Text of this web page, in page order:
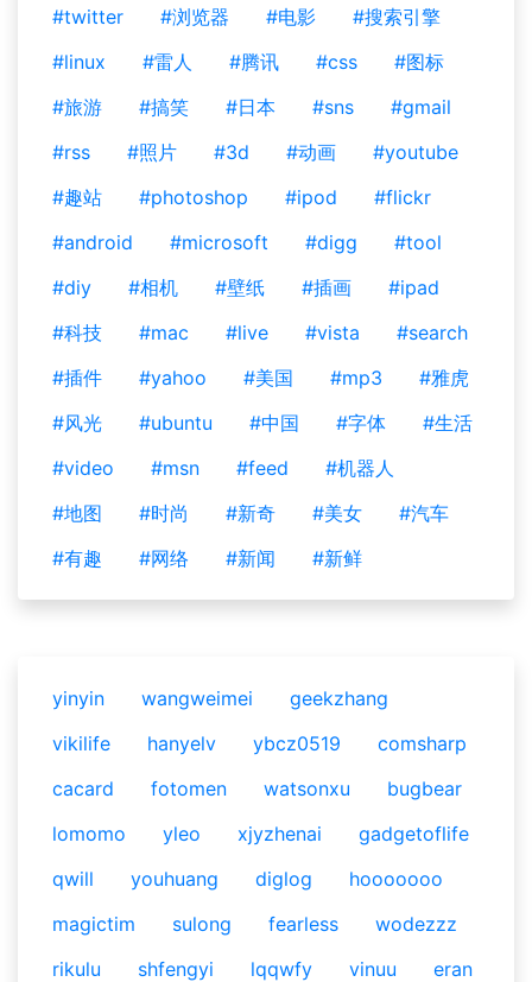
#twitter
#浏览器 #电影
#搜索引擎
#linux
#雷人 #腾讯 #css
#图标
#旅游
#搞笑 #日本 #sns
#gmail
#rss
#照片 #3d #动画
#youtube
#趣站
#photoshop #ipod
#flickr
#android
#microsoft #digg
#tool
#diy
#相机 #壁纸 #插画
#ipad
#科技
#mac #live #vista
#search
#插件
#yahoo #美国 #mp3
#雅虎
#风光
#ubuntu #中国 #字体
#生活
#video
#msn #feed
#机器人
#地图
#时尚 #新奇 #美女
#汽车
#有趣
#网络 #新闻 #新鲜
yinyin wangweimei
geekzhang
vikilife
hanyelv ybcz0519
comsharp
cacard
fotomen watsonxu
bugbear
lomomo
yleo xjyzhenai
gadgetoflife
qwill
youhuang diglog
hooooooo
magictim
sulong fearless
wodezzz
rikulu
shfengyi lqqwfy vinuu
eran